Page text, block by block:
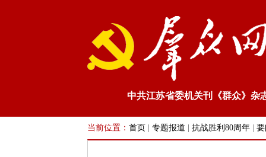
中共江苏省委机关刊《群众》杂
当前位置： 首页 专题报道 抗战胜利80周年|